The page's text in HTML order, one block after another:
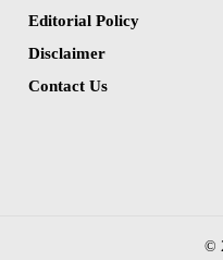
Editorial Policy
Disclaimer
Contact Us
©